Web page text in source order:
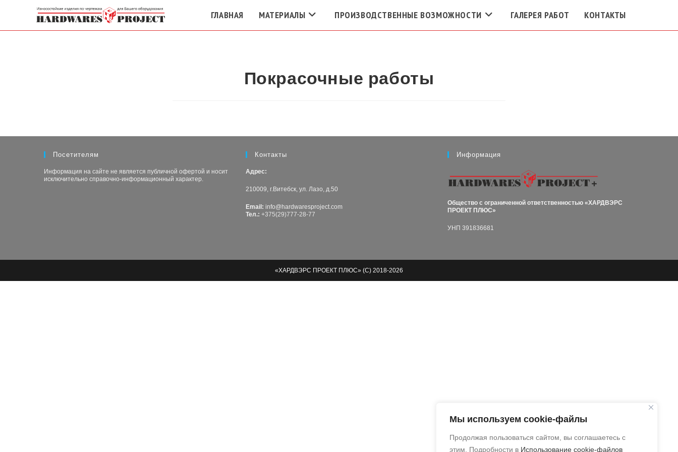
Мы используем cookie-файлы
Продолжая пользоваться сайтом, вы соглашаетесь с
этим. Подробности в Использование cookie-файлов
содержимому
ГЛАВНАЯ МАТЕРИАЛЫ ПРОИЗВОДСТВЕННЫЕ ВОЗМОЖНОСТИ ГАЛЕРЕЯ РАБОТ КОНТАКТЫ
Покрасочные работы
Посетителям
Информация на сайте не является публичной офертой и носит
исключительно справочно-информационный характер.
Контакты
Адрес:
210009, г.Витебск, ул. Лазо, д.50
Email: info@hardwaresproject.com
Тел.: +375(29)777-28-77
Информация
Общество с ограниченной ответственностью «ХАРДВЭРС
ПРОЕКТ ПЛЮС»
УНП 391836681
«ХАРДВЭРС ПРОЕКТ ПЛЮС» (С) 2018-2026